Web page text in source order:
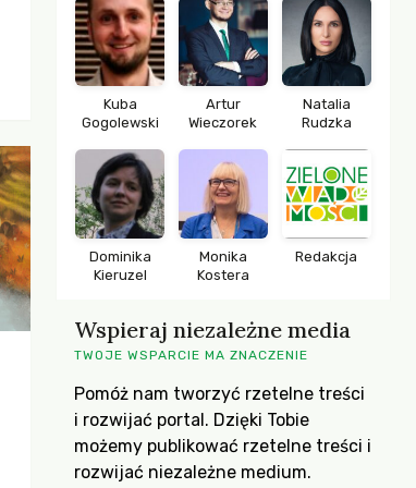
Kuba
Gogolewski
Artur
Wieczorek
Natalia
Rudzka
Dominika
Kieruzel
Monika
Kostera
Redakcja
Wspieraj niezależne media
TWOJE WSPARCIE MA ZNACZENIE
Pomóż nam tworzyć rzetelne treści
i rozwijać portal. Dzięki Tobie
możemy publikować rzetelne treści i
rozwijać niezależne medium.